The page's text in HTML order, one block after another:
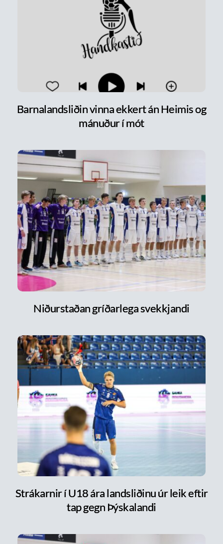
Barnalandsliðin vinna ekkert án Heimis og
mánuður í mót
Niðurstaðan gríðarlega svekkjandi
Strákarnir í U18 ára landsliðinu úr leik eftir
tap gegn Þýskalandi